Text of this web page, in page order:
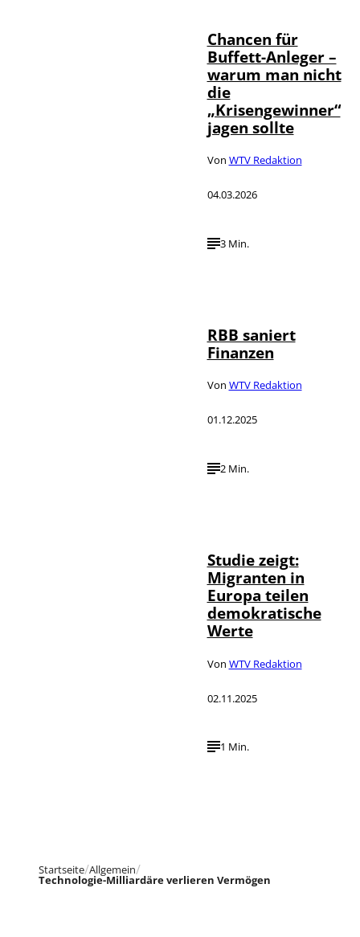
Chancen für
Buffett-Anleger –
warum man nicht
die
„Krisengewinner“
jagen sollte
Von WTV Redaktion
04.03.2026
3 Min.
RBB saniert
Finanzen
Von WTV Redaktion
01.12.2025
2 Min.
Studie zeigt:
Migranten in
Europa teilen
demokratische
Werte
Von WTV Redaktion
02.11.2025
1 Min.
Startseite Allgemein
Technologie-Milliardäre verlieren Vermögen